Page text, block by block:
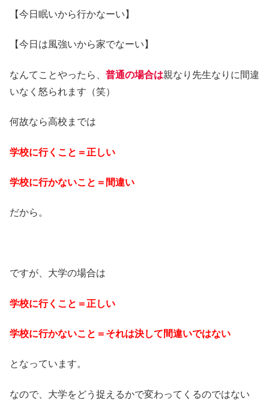
【今日眠いから行かなーい】
【今日は風強いから家でなーい】
なんてことやったら、 普通の場合は親なり先生なりに間違
いなく怒られます（笑）
何故なら高校までは
学校に行くこと＝正しい
学校に行かないこと＝間違い
だから。
ですが、大学の場合は
学校に行くこと＝正しい
学校に行かないこと＝それは決して間違いではない
となっています。
なので、大学をどう捉えるかで変わってくるのではない